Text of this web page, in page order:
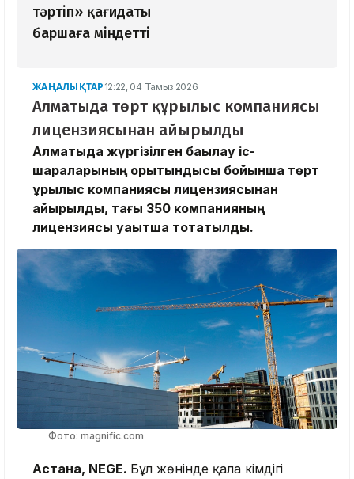
тәртіп» қағидаты
баршаға міндетті
ЖАҢАЛЫҚТАР 12:22, 04 Тамыз 2026
Алматыда төрт құрылыс компаниясы
лицензиясынан айырылды
Алматыда жүргізілген бақылау іс-
шараларының қорытындысы бойынша төрт
құрылыс компаниясы лицензиясынан
айырылды, тағы 350 компанияның
лицензиясы уақытша тоқтатылды.
Фото: magnific.com
Астана, NEGE. Бұл жөнінде қала әкімдігі